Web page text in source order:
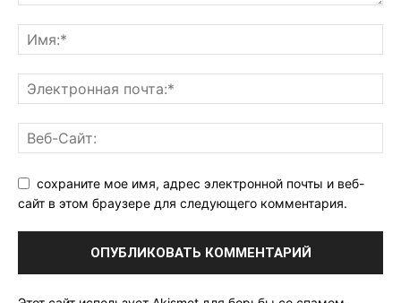
сохраните мое имя, адрес электронной почты и веб-
сайт в этом браузере для следующего комментария.